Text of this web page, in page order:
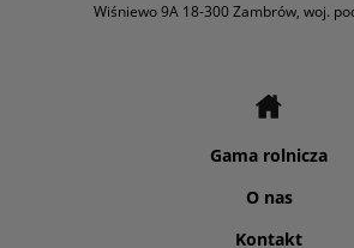
Wiśniewo 9A 18-300 Zambrów, woj.
Gama rolnicza
O nas
Kontakt